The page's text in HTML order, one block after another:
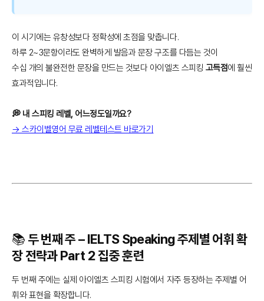
이 시기에는 유창성보다 정확성에 초점을 맞춥니다.
하루 2~3문항이라도 완벽하게 발음과 문장 구조를 다듬는 것이
수십 개의 불완전한 문장을 만드는 것보다 아이엘츠 스피킹 고득점에 훨씬
효과적입니다.
💭 내 스피킹 레벨, 어느정도일까요?
→ 스카이벨영어 무료 레벨테스트 바로가기
📚 두 번째 주 – IELTS Speaking 주제별 어휘 확
장 전략과 Part 2 집중 훈련
두 번째 주에는 실제 아이엘츠 스피킹 시험에서 자주 등장하는 주제별 어
휘와 표현을 확장합니다.